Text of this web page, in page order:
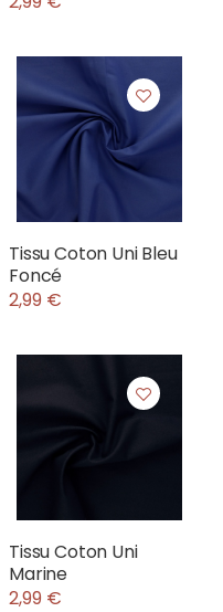
Tissu Coton Uni Bleu
Foncé
2,99 €
Tissu Coton Uni
Marine
2,99 €